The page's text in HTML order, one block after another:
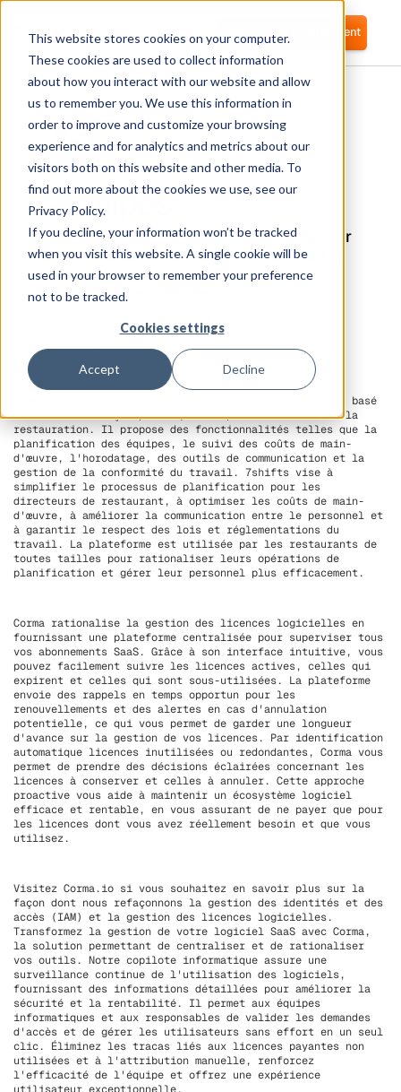
This website stores cookies on your computer.
These cookies are used to collect information
about how you interact with our website and allow
us to remember you. We use this information in
order to improve and customize your browsing
experience and for analytics and metrics about our
visitors both on this website and other media. To
find out more about the cookies we use, see our
Privacy Policy.
If you decline, your information won’t be tracked
when you visit this website. A single cookie will be
used in your browser to remember your preference
not to be tracked.
Cookies settings
Accept Decline
Se connecter Commencer gratuitement
7 équipes
Corma se connecte directement à 7Shifts pour
automatiser les processus RH, notamment la
révision des accès et le provisionnement
automatique des utilisateurs.
Corma se connecte à 7Shifts pour une meilleure
automatisation de la gestion des licences.
7shifts est un logiciel de planification des employés basé
sur le cloud conçu spécifiquement pour le secteur de la
restauration. Il propose des fonctionnalités telles que la
planification des équipes, le suivi des coûts de main-
d'œuvre, l'horodatage, des outils de communication et la
gestion de la conformité du travail. 7shifts vise à
simplifier le processus de planification pour les
directeurs de restaurant, à optimiser les coûts de main-
d'œuvre, à améliorer la communication entre le personnel et
à garantir le respect des lois et réglementations du
travail. La plateforme est utilisée par les restaurants de
toutes tailles pour rationaliser leurs opérations de
planification et gérer leur personnel plus efficacement.
Corma rationalise la gestion des licences logicielles en
fournissant une plateforme centralisée pour superviser tous
vos abonnements SaaS. Grâce à son interface intuitive, vous
pouvez facilement suivre les licences actives, celles qui
expirent et celles qui sont sous-utilisées. La plateforme
envoie des rappels en temps opportun pour les
renouvellements et des alertes en cas d'annulation
potentielle, ce qui vous permet de garder une longueur
d'avance sur la gestion de vos licences. Par identification
automatique licences inutilisées ou redondantes, Corma vous
permet de prendre des décisions éclairées concernant les
licences à conserver et celles à annuler. Cette approche
proactive vous aide à maintenir un écosystème logiciel
efficace et rentable, en vous assurant de ne payer que pour
les licences dont vous avez réellement besoin et que vous
utilisez.
Visitez Corma.io si vous souhaitez en savoir plus sur la
façon dont nous refaçonnons la gestion des identités et des
accès (IAM) et la gestion des licences logicielles.
Transformez la gestion de votre logiciel SaaS avec Corma,
la solution permettant de centraliser et de rationaliser
vos outils. Notre copilote informatique assure une
surveillance continue de l'utilisation des logiciels,
fournissant des informations détaillées pour améliorer la
sécurité et la rentabilité. Il permet aux équipes
informatiques et aux responsables de valider les demandes
d'accès et de gérer les utilisateurs sans effort en un seul
clic. Éliminez les tracas liés aux licences payantes non
utilisées et à l'attribution manuelle, renforcez
l'efficacité de l'équipe et offrez une expérience